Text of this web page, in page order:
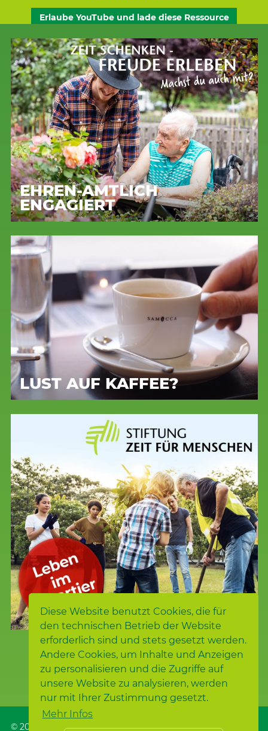
Diese Website benutzt Cookies, die für
den technischen Betrieb der Website
erforderlich sind und stets gesetzt werden.
Andere Cookies, um Inhalte und Anzeigen
zu personalisieren und die Zugriffe auf
unsere Website zu analysieren, werden
nur mit Ihrer Zustimmung gesetzt.
Mehr Infos
Erlaube YouTube und lade diese Ressource
EHREN-AMTLICH
ENGAGIERT
LUST AUF KAFFEE?
© 2026 Samariterstiftung, Nürtingen